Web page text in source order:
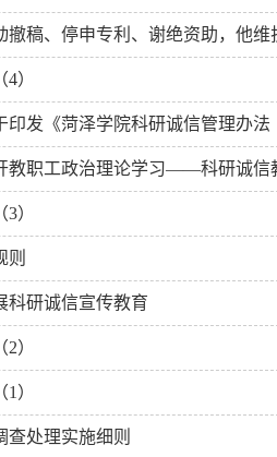
撤稿、停申专利、谢绝资助，他维
）
印发《菏泽学院科研诚信管理办法
教职工政治理论学习——科研诚信
）
则
科研诚信宣传教育
）
）
查处理实施细则